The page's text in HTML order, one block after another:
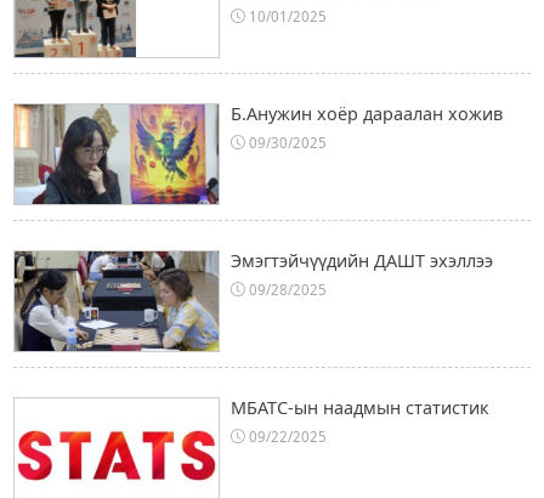
10/01/2025
Б.Анужин хоёр дараалан хожив
09/30/2025
Эмэгтэйчүүдийн ДАШТ эхэллээ
09/28/2025
МБАТС-ын наадмын статистик
09/22/2025